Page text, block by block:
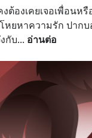
ต้องเคยเจอเพื่อนห
หยหาความรัก ปาก
กับ... อ่านต่อ